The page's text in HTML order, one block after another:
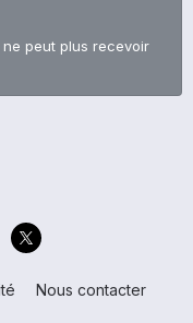
peut plus recevoir
Nous contacter